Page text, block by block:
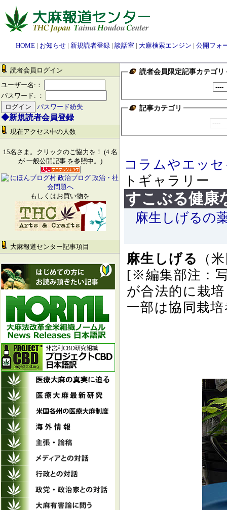
HOME | お知らせ | 新規読者登録 | 談話室 | 大麻検索エンジン | 公開フォ
読者会員ログイン
ユーザー名:：
パスワード: ：
パスワード紛失
◆新規読者会員登録
現在アクセス中の人数
15名さま。クリックのご協力を！ (4 名
が 一般公開記事 を参照中。)
もしくはお買い物を
大麻報道センター記事項目
読者会員限定記事カテゴリ
記事カテゴリ
コラムやエッ
トギャラリー
すこぶる健康
麻生しげるの
麻生しげる
（
[※編集部注：
が合法的に栽
一部は協同栽